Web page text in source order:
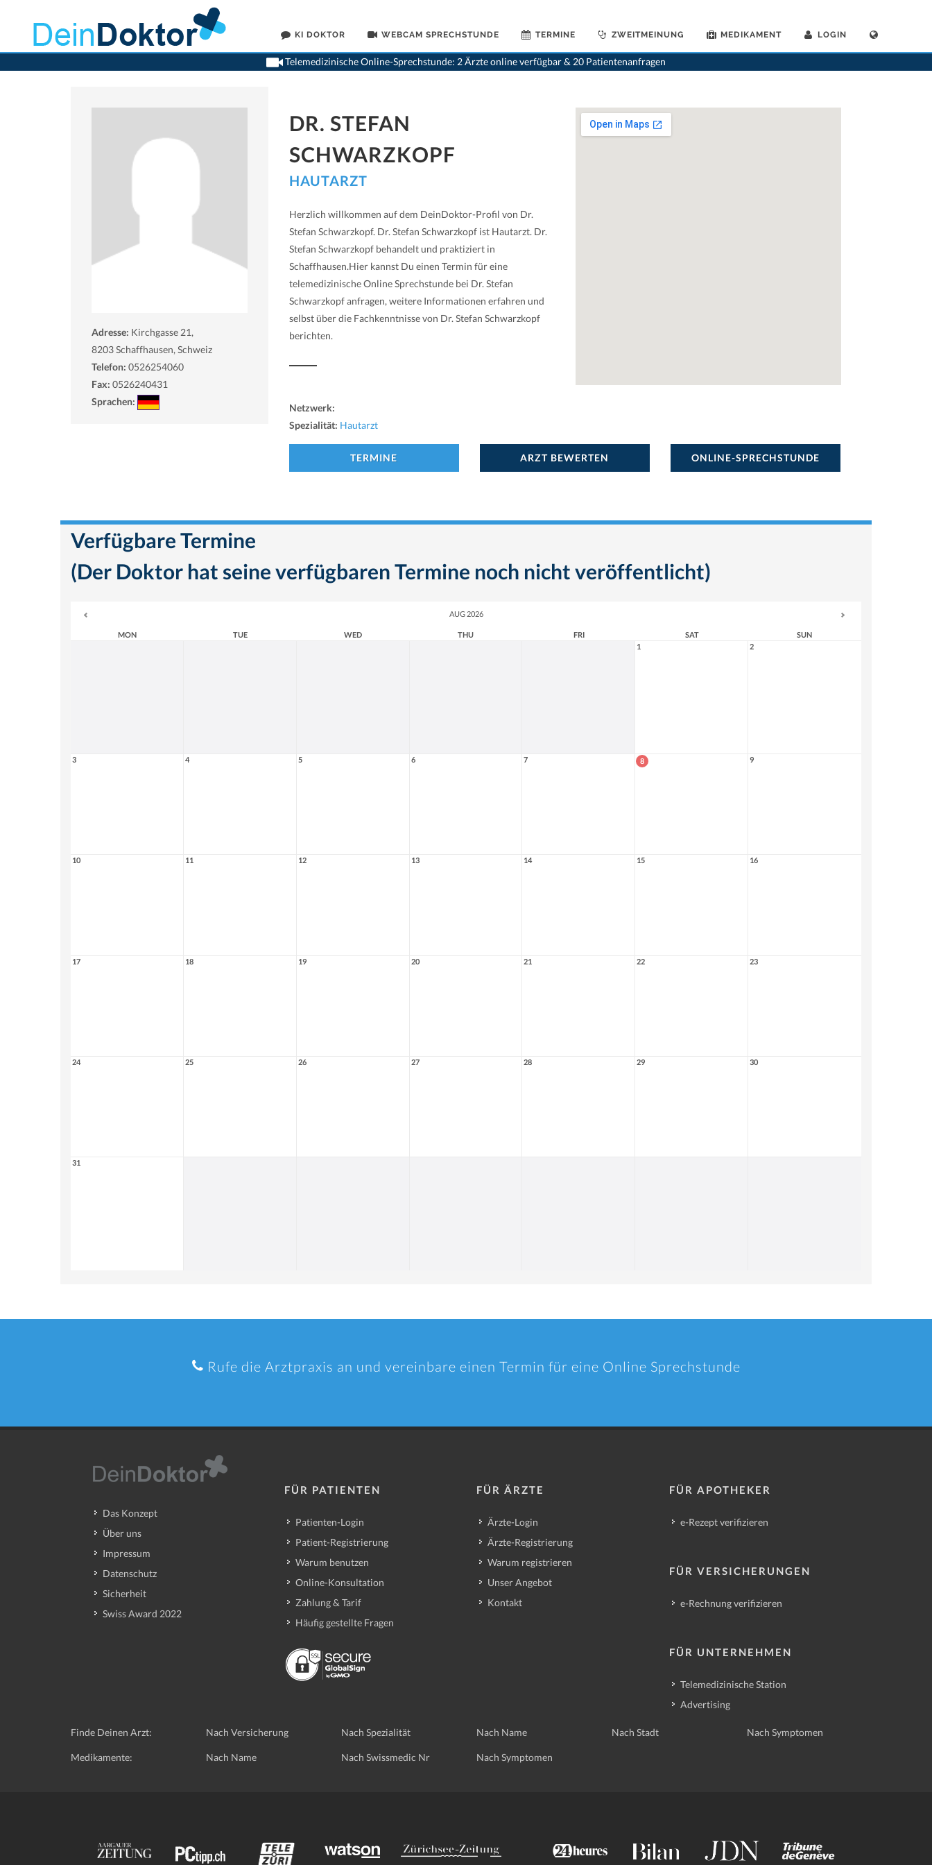
KI DOKTOR WEBCAM SPRECHSTUNDE TERMINE ZWEITMEINUNG MEDIKAMENT LOGIN
Telemedizinische Online-Sprechstunde: 2 Ärzte online verfügbar & 20 Patientenanfragen
>Hautaerzte>Schaffhausen>Dr. Stefan Schwarzkopf>Termin mit Dr. Stefan Schwarzkopf
Adresse: Kirchgasse 21,
8203Schaffhausen, Schweiz
Telefon: 0526254060
Fax: 0526240431
Sprachen:
DR. STEFAN
SCHWARZKOPF
HAUTARZT
Herzlich willkommen auf dem DeinDoktor-Profil von Dr.
Stefan Schwarzkopf. Dr. Stefan Schwarzkopf ist Hautarzt. Dr.
Stefan Schwarzkopf behandelt und praktiziert in
Schaffhausen.Hier kannst Du einen Termin für eine
telemedizinische Online Sprechstunde bei Dr. Stefan
Schwarzkopf anfragen, weitere Informationen erfahren und
selbst über die Fachkenntnisse von Dr. Stefan Schwarzkopf
berichten.
Netzwerk:
Spezialität: Hautarzt
TERMINE ARZT BEWERTEN ONLINE-SPRECHSTUNDE
Verfügbare Termine
(Der Doktor hat seine verfügbaren Termine noch nicht veröffentlicht)
AUG 2026
MON TUE WED THU FRI SAT
SUN
1
2
3 4 5 6 7 8 9
10 11 12 13 14 15 16
17 18 19 20 21 22 23
24 25 26 27 28 29 30
31
Rufe die Arztpraxis an und vereinbare einen Termin für eine Online Sprechstunde
Das Konzept
Über uns
Impressum
Datenschutz
Sicherheit
Swiss Award 2022
FÜR PATIENTEN
Patienten-Login
Patient-Registrierung
Warum benutzen
Online-Konsultation
Zahlung & Tarif
Häufig gestellte Fragen
FÜR ÄRZTE
Ärzte-Login
Ärzte-Registrierung
Warum registrieren
Unser Angebot
Kontakt
FÜR APOTHEKER
e-Rezept verifizieren
FÜR VERSICHERUNGEN
e-Rechnung verifizieren
FÜR UNTERNEHMEN
Telemedizinische Station
Advertising
Finde Deinen Arzt: Nach Versicherung Nach Spezialität Nach Name Nach Stadt Nach Symptomen
Medikamente: Nach Name Nach Swissmedic Nr Nach Symptomen